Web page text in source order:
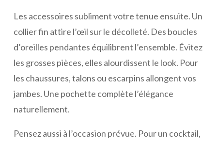
Les accessoires subliment votre tenue ensuite. Un
collier fin attire l’œil sur le décolleté. Des boucles
d’oreilles pendantes équilibrent l’ensemble. Évitez
les grosses pièces, elles alourdissent le look. Pour
les chaussures, talons ou escarpins allongent vos
jambes. Une pochette complète l’élégance
naturellement.
Pensez aussi à l’occasion prévue. Pour un cocktail,